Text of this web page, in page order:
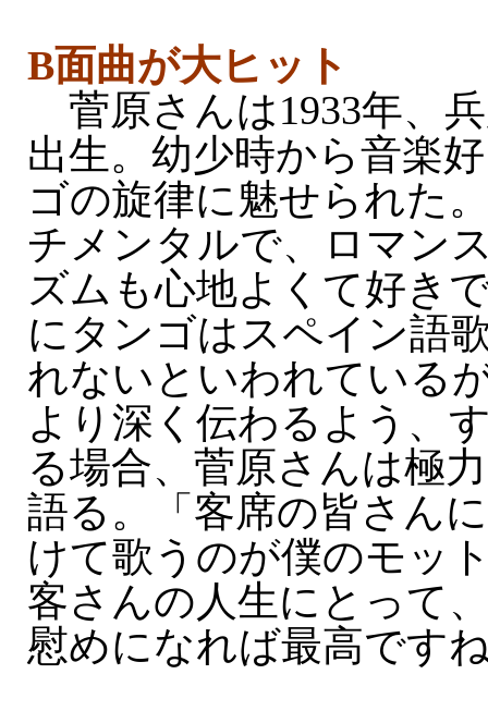
B面曲が大ヒット
菅原さんは1933年、
出生。幼少時から音楽
ゴの旋律に魅せられた
チメンタルで、ロマン
ズムも心地よくて好き
にタンゴはスペイン語
れないといわれている
より深く伝わるよう、
る場合、菅原さんは極
語る。「客席の皆さん
けて歌うのが僕のモッ
客さんの人生にとって
慰めになれば最高です